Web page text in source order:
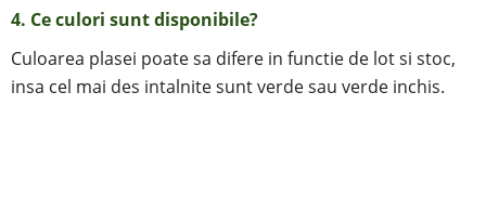
4. Ce culori sunt disponibile?
Culoarea plasei poate sa difere in functie de lot si stoc,
insa cel mai des intalnite sunt verde sau verde inchis.